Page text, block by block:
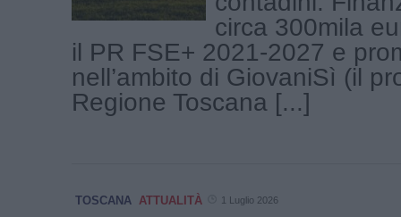
circa 300mila
il PR FSE+ 2021-2027 e
nell’ambito di GiovaniSì (il
Regione Toscana [...]
TOSCANA ATTUALITÀ 1 Luglio 2026